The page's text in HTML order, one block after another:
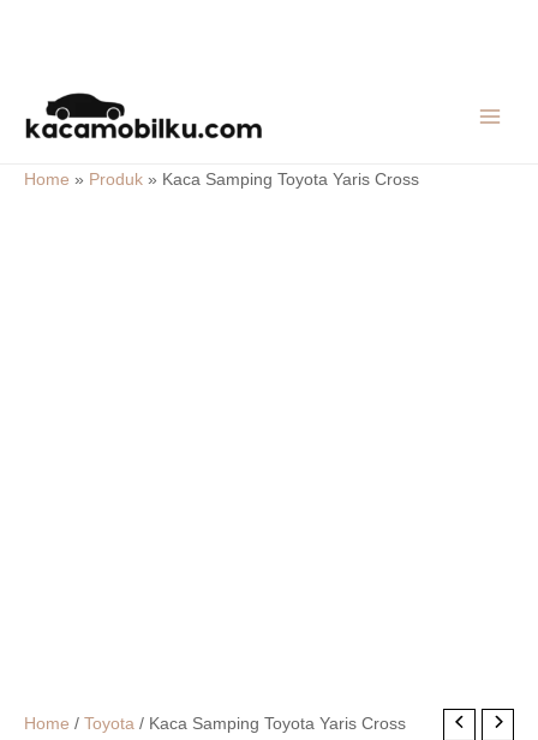
content
Home » Produk » Kaca Samping Toyota Yaris Cross
Home / Toyota / Kaca Samping Toyota Yaris Cross